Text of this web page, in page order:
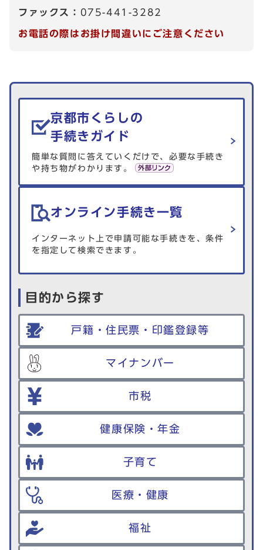
ファックス： 075-441-3282
お電話の際はお掛け間違いにご注意ください
生活情報を探す
京都市くらしの
手続きガイド
簡単な質問に答えていくだけで、必要な手続き
や持ち物がわかります。
オンライン手続き一覧
インターネット上で申請可能な手続きを、条件
を指定して検索できます。
目的から探す
戸籍・住民票・印鑑登録等
マイナンバー
市税
健康保険・年金
子育て
医療・健康
福祉